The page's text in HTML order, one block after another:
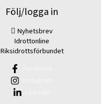
Följ/logga in
Nyhetsbrev
Idrottonline
Riksidrottsförbundet